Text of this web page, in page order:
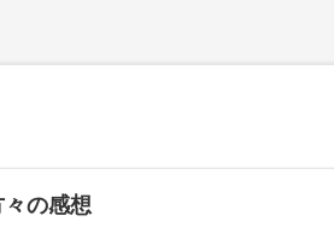
の感想